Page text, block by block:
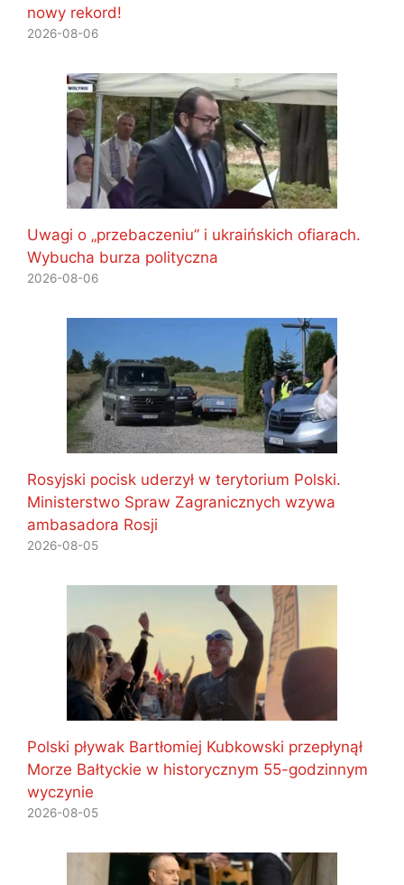
nowy rekord!
2026-08-06
Uwagi o „przebaczeniu” i ukraińskich ofiarach.
Wybucha burza polityczna
2026-08-06
Rosyjski pocisk uderzył w terytorium Polski.
Ministerstwo Spraw Zagranicznych wzywa
ambasadora Rosji
2026-08-05
Polski pływak Bartłomiej Kubkowski przepłynął
Morze Bałtyckie w historycznym 55-godzinnym
wyczynie
2026-08-05